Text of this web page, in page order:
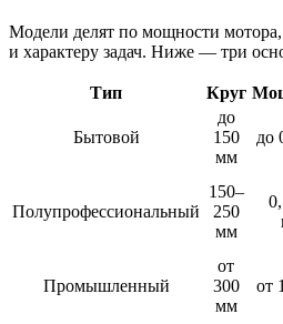
Модели делят по мощности мотора,
и характеру задач. Ниже — три
Тип Круг
Бытовой
до
150
мм
до
Полупрофессиональный
150–
250
мм
Промышленный
от
300
мм
от